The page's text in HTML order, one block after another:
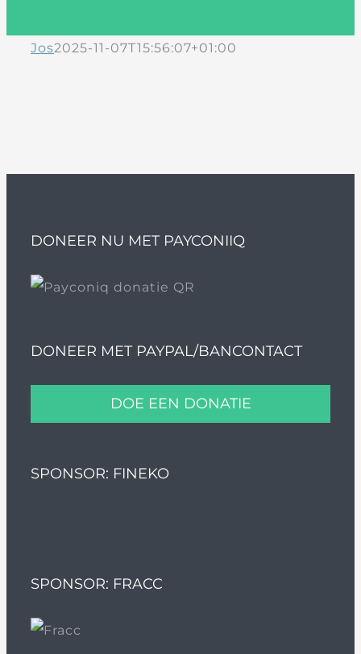
Jos2025-11-07T15:56:07+01:00
DONEER NU MET PAYCONIIQ
DONEER MET PAYPAL/BANCONTACT
DOE EEN DONATIE
SPONSOR: FINEKO
SPONSOR: FRACC